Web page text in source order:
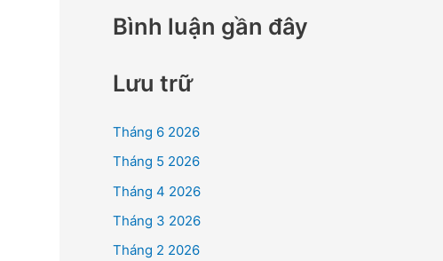
Bình luận gần đây
Lưu trữ
Tháng 6 2026
Tháng 5 2026
Tháng 4 2026
Tháng 3 2026
Tháng 2 2026